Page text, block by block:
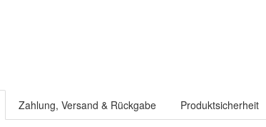
Zahlung, Versand & Rückgabe Produktsicherheit